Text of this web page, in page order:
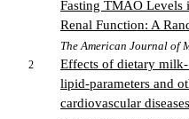
Fasting TMAO Levels
Renal Function: A
The American Journal of
2
Effects of dietary
lipid-parameters and
cardiovascular